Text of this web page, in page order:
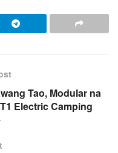
Tao, Modular na
Electric Camping